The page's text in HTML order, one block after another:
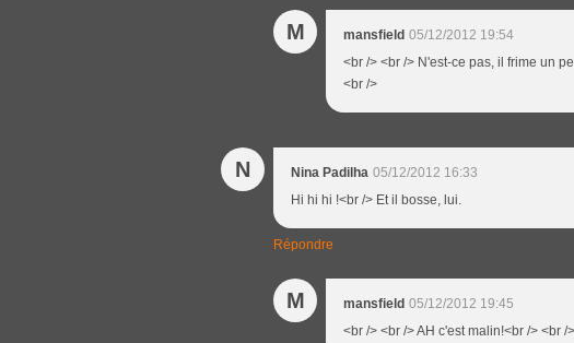
M mansfield 05/12/2012 19:54
<br /> <br /> N'est-ce pas, il frime un
<br />
N Nina Padilha 05/12/2012 16:33
Hi hi hi !<br /> Et il bosse, lui.
Répondre
M mansfield 05/12/2012 19:45
<br /> <br /> AH c'est malin!<br /> <br /